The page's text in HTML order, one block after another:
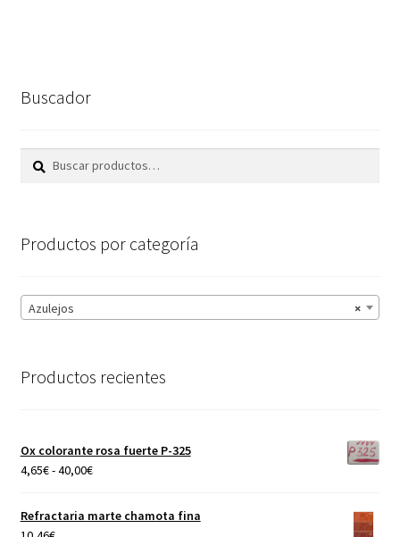
Buscador
Buscar
Buscar
Productos por categoría
×
Azulejos
Productos recientes
Ox colorante rosa fuerte P-325
4,65€-40,00€Rango
precios:
Refractaria marte chamota fina